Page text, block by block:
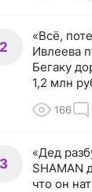
2
«Всё,
Ивлеева
Бегаку
1,2 млн
166
3
«Дед
SHAMAN
что он